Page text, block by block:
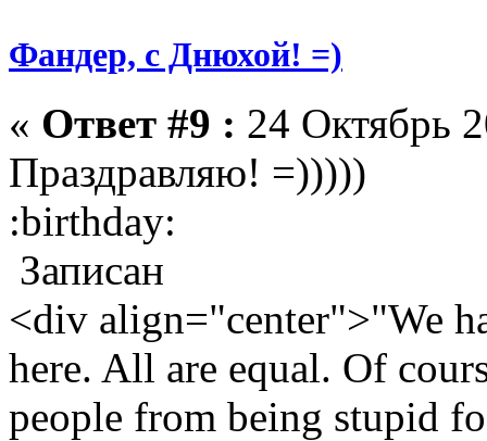
Фандер, с Днюхой! =)
« Ответ #9 : 24 Октябрь
Праздравляю! =)))))
:birthday:
Записан
<div align="center">"We
here. All are equal. Of
people from being stupid